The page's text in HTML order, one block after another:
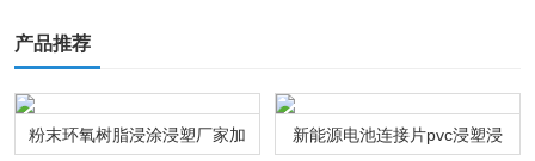
产品推荐
粉末环氧树脂浸涂浸塑厂家加 新能源电池连接片pvc浸塑浸